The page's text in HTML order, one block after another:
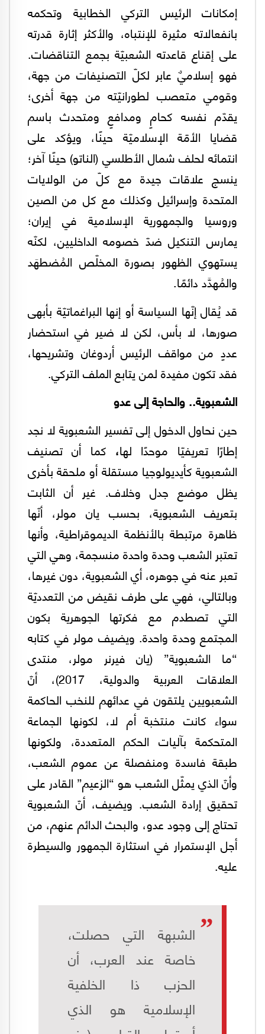
إمكانات الرئيس التركي الخطابية وتحكمه
بانفعالاته مثيرة للإنتباه، والأكثر إثارة قدرته
على إقناع قاعدته الشعبيّة بجمع التناقضات.
فهو إسلاميٌ عابر لكلّ التصنيفات من جهة،
وقومي متعصب لطورانيّته من جهة أخرى؛
يقدّم نفسه كحامٍ ومدافعٍ ومتحدث باسم
قضايا الأمّة الإسلاميّة حينًا، ويؤكد على
انتمائه لحلف شمال الأطلسي (الناتو) حينًا آخر؛
ينسج علاقات جيدة مع كلّ من الولايات
المتحدة وإسرائيل وكذلك مع كل من الصين
وروسيا والجمهورية الإسلامية في إيران؛
يمارس التنكيل ضدّ خصومه الداخليين، لكنّه
يستهوي الظهور بصورة المخلّص المُضطهَد
والمُهدَّد دائمًا.
قد يُقال إنّها السياسة أو إنها البراغماتيّة بأبهى
صورها، لا بأس، لكن لا ضير في استحضار
عددٍ من مواقف الرئيس أردوغان وتشريحها،
فقد تكون مفيدة لمن يتابع الملف التركي.
الشعبوية.. والحاجة إلى عدو
حين نحاول الدخول إلى تفسير الشعبوية لا نجد
إطارًا تعريفيّا موحدًا لها، كما أن تصنيف
الشعبوية كأيديولوجيا مستقلة أو ملحقة بأخرى
يظل موضع جدل وخلاف. غير أن الثابت
بتعريف الشعبوية، بحسب يان مولر، أنّها
ظاهرة مرتبطة بالأنظمة الديموقراطية، وأنها
تعتبر الشعب وحدة واحدة منسجمة، وهي التي
تعبر عنه في جوهره، أي الشعبوية، دون غيرها،
وبالتالي، فهي على طرف نقيض من التعدديّة
التي تصطدم مع فكرتها الجوهرية بكون
المجتمع وحدة واحدة. ويضيف مولر في كتابه
“ما الشعبوية” (يان فيرنر مولر، منتدى
العلاقات العربية والدولية، 2017)، أنّ
الشعبويين يلتقون في عدائهم للنخب الحاكمة
سواء كانت منتخبة أم لا، لكونها الجماعة
المتحكمة بآليات الحكم المتعددة، ولكونها
طبقة فاسدة ومنفصلة عن عموم الشعب،
وأنّ الذي يمثّل الشعب هو “الزعيم” القادر على
تحقيق إرادة الشعب. ويضيف، أنّ الشعبوية
تحتاج إلى وجود عدو، والبحث الدائم عنهم، من
أجل الإستمرار في استثارة الجمهور والسيطرة
عليه.
الشبهة التي حصلت،
خاصة عند العرب، أن
الحزب ذا الخلفية
الإسلامية هو الذي